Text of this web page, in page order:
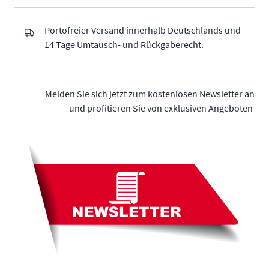
Portofreier Versand innerhalb Deutschlands und
14 Tage Umtausch- und Rückgaberecht.
Melden Sie sich jetzt zum kostenlosen Newsletter an
und profitieren Sie von exklusiven Angeboten